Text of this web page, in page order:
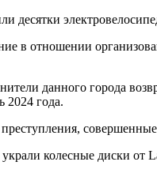
в отношении
данного города
2024 года.
преступления,
колесные диски от